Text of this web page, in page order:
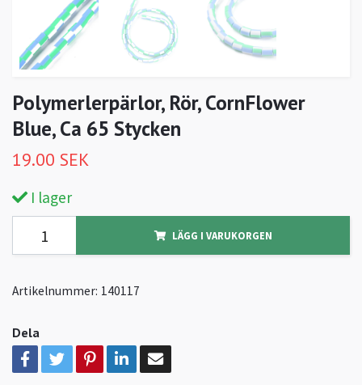
Polymerlerpärlor, Rör, CornFlower
Blue, Ca 65 Stycken
19.00 SEK
I lager
LÄGG I VARUKORGEN
Artikelnummer: 140117
Dela